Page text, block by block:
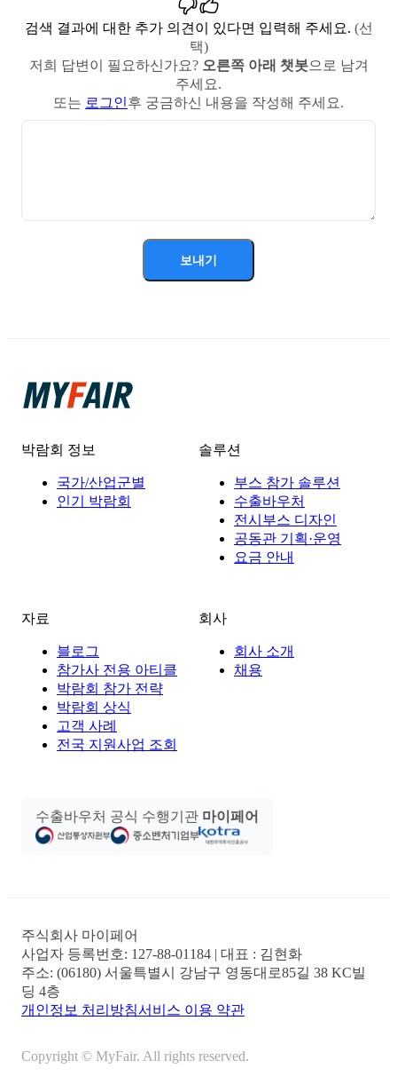
검색 결과에 대한 추가 의견이 있다면 입력해 주세요. (선
택)
저희 답변이 필요하신가요? 오른쪽 아래 챗봇으로 남겨
주세요.
또는 로그인후 궁금하신 내용을 작성해 주세요.
보내기
박람회 정보
국가/산업군별
인기 박람회
솔루션
부스 참가 솔루션
수출바우처
전시부스 디자인
공동관 기획·운영
요금 안내
자료
블로그
참가사 전용 아티클
박람회 참가 전략
박람회 상식
고객 사례
전국 지원사업 조회
회사
회사 소개
채용
수출바우처 공식 수행기관 마이페어
주식회사 마이페어
사업자 등록번호: 127-88-01184 | 대표 : 김현화
주소: (06180) 서울특별시 강남구 영동대로85길 38 KC빌
딩 4층
개인정보 처리방침서비스 이용 약관
Copyright © MyFair. All rights reserved.